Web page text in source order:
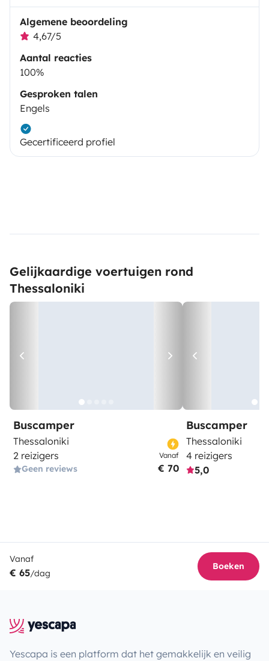
Algemene beoordeling
4,67/5
Aantal reacties
100%
Gesproken talen
Engels
Gecertificeerd profiel
Gelijkaardige voertuigen rond
Thessaloniki
Buscamper
Thessaloniki
2 reizigers
Geen reviews
Vanaf
€ 70
Buscamper
Thessaloniki
4 reizigers
5,0
Vanaf
€ 65/dag
Boeken
Yescapa is een platform dat het gemakkelijk en veilig